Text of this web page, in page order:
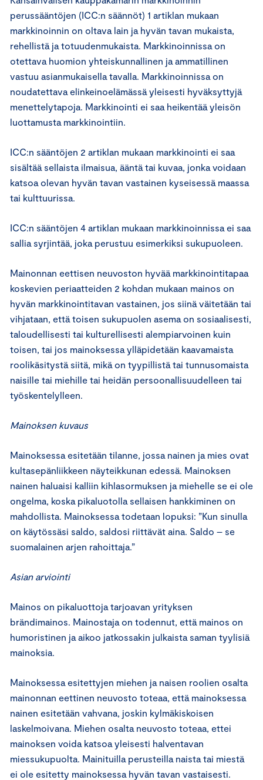
perussääntöjen (ICC:n säännöt) 1 artiklan mukaan
markkinoinnin on oltava lain ja hyvän tavan mukaista,
rehellistä ja totuudenmukaista. Markkinoinnissa on
otettava huomion yhteiskunnallinen ja ammatillinen
vastuu asianmukaisella tavalla. Markkinoinnissa on
noudatettava elinkeinoelämässä yleisesti hyväksyttyjä
menettelytapoja. Markkinointi ei saa heikentää yleisön
luottamusta markkinointiin.
ICC:n sääntöjen 2 artiklan mukaan markkinointi ei saa
sisältää sellaista ilmaisua, ääntä tai kuvaa, jonka voidaan
katsoa olevan hyvän tavan vastainen kyseisessä maassa
tai kulttuurissa.
ICC:n sääntöjen 4 artiklan mukaan markkinoinnissa ei saa
sallia syrjintää, joka perustuu esimerkiksi sukupuoleen.
Mainonnan eettisen neuvoston hyvää markkinointitapaa
koskevien periaatteiden 2 kohdan mukaan mainos on
hyvän markkinointitavan vastainen, jos siinä väitetään tai
vihjataan, että toisen sukupuolen asema on sosiaalisesti,
taloudellisesti tai kulturellisesti alempiarvoinen kuin
toisen, tai jos mainoksessa ylläpidetään kaavamaista
roolikäsitystä siitä, mikä on tyypillistä tai tunnusomaista
naisille tai miehille tai heidän persoonallisuudelleen tai
työskentelylleen.
Mainoksen kuvaus
Mainoksessa esitetään tilanne, jossa nainen ja mies ovat
kultasepänliikkeen näyteikkunan edessä. Mainoksen
nainen haluaisi kalliin kihlasormuksen ja miehelle se ei ole
ongelma, koska pikaluotolla sellaisen hankkiminen on
mahdollista. Mainoksessa todetaan lopuksi: ”Kun sinulla
on käytössäsi saldo, saldosi riittävät aina. Saldo – se
suomalainen arjen rahoittaja.”
Asian arviointi
Mainos on pikaluottoja tarjoavan yrityksen
brändimainos. Mainostaja on todennut, että mainos on
humoristinen ja aikoo jatkossakin julkaista saman tyylisiä
mainoksia.
Mainoksessa esitettyjen miehen ja naisen roolien osalta
mainonnan eettinen neuvosto toteaa, että mainoksessa
nainen esitetään vahvana, joskin kylmäkiskoisen
laskelmoivana. Miehen osalta neuvosto toteaa, ettei
mainoksen voida katsoa yleisesti halventavan
miessukupuolta. Mainituilla perusteilla naista tai miestä
ei ole esitetty mainoksessa hyvän tavan vastaisesti.